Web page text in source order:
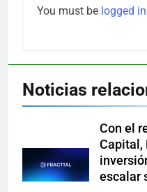
You must be logged in
Noticias
Con el
Capital,
escalar